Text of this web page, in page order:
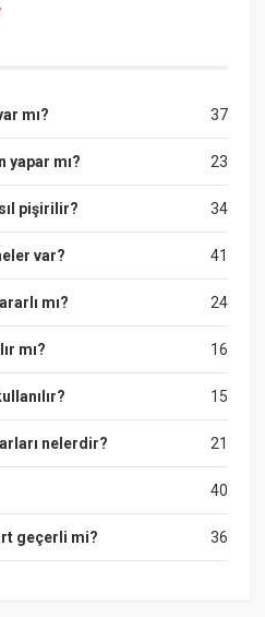
37
mı?
23
yapar mı?
34
pişirilir?
41
var?
24
mı?
16
mı?
15
21
nelerdir?
40
36
geçerli mi?